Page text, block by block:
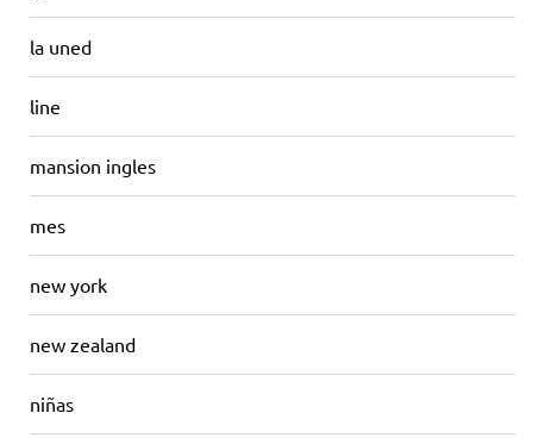
la uned
line
mansion ingles
mes
new york
new zealand
niñas